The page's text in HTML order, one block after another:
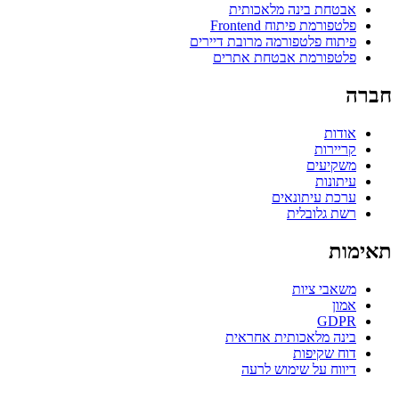
אבטחת בינה מלאכותית
פלטפורמת פיתוח Frontend
פיתוח פלטפורמה מרובת דיירים
פלטפורמת אבטחת אתרים
חברה
אודות
קריירות
משקיעים
עיתונות
ערכת עיתונאים
רשת גלובלית
תאימות
משאבי ציות
אמון
GDPR
בינה מלאכותית אחראית
דוח שקיפות
דיווח על שימוש לרעה